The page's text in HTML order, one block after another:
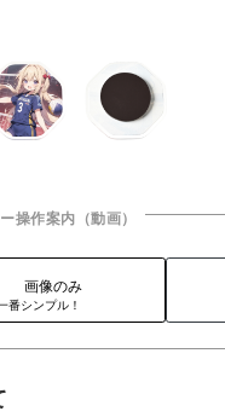
操作案内（動画）
画像のみ
番シンプル！